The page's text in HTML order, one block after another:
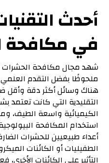
أحدث
في مكافحة
شهد مجال مكافحة الحشرات
ملحوظًا بفضل التقدم
هناك وسائل أكثر دقة وأقل
التقليدية التي كانت
الكيميائية واسعة الطيف،
استخدام المكافحة
أعداء طبيعيين للحشرات
الطفيليات أو الكائنات